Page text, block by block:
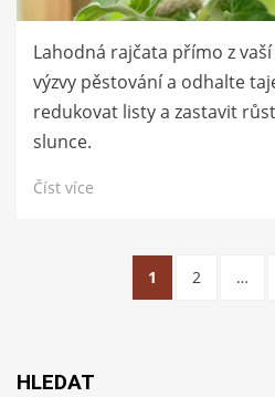
Lahodná rajčata přímo z
výzvy pěstování a odhalte
redukovat listy a zastavit
slunce.
Číst více
Stránkování
příspěvků
STRÁNKA
1 STRÁNKA
2 …
HLEDAT